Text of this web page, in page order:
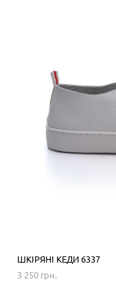
ШКІРЯНІ КЕДИ 6337
3 250 грн.